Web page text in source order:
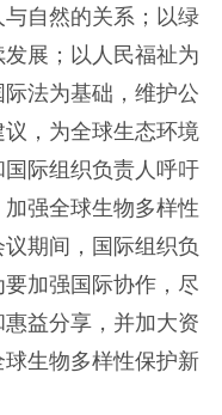
自然的关系；以绿
展；以人民福祉为
法为基础，维护公
，为全球生态环境
际组织负责人呼吁
强全球生物多样性
期间，国际组织负
加强国际协作，尽
益分享，并加大资
生物多样性保护新